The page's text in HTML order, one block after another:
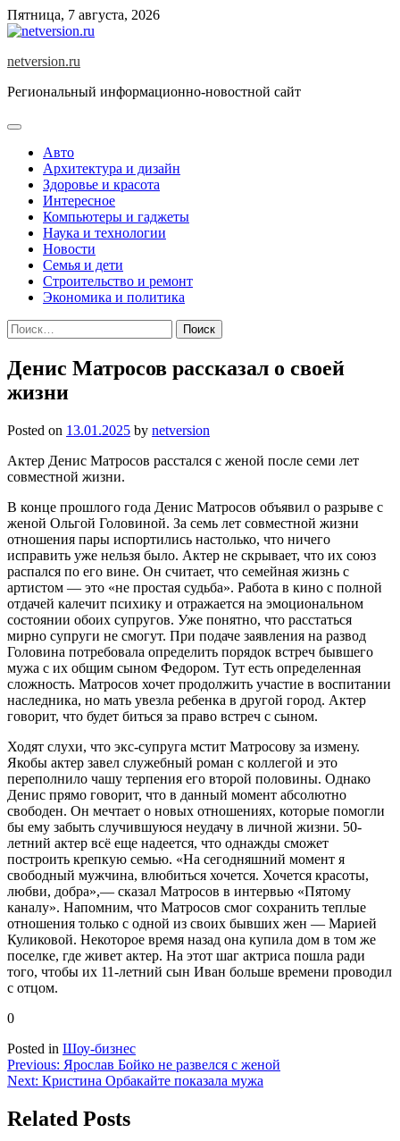
Skip
to
Пятница, 7 августа, 2026
netversion.ru
Региональный информационно-новостной сайт
Авто
Архитектура и дизайн
Здоровье и красота
Интересное
Компьютеры и гаджеты
Наука и технологии
Новости
Семья и дети
Строительство и ремонт
Экономика и политика
Найти:
Денис Матросов рассказал о своей
жизни
Posted on 13.01.2025 by netversion
Актер Денис Матросов расстался с женой после семи лет
совместной жизни.
В конце прошлого года Денис Матросов объявил о разрыве с
женой Ольгой Головиной. За семь лет совместной жизни
отношения пары испортились настолько, что ничего
исправить уже нельзя было. Актер не скрывает, что их союз
распался по его вине. Он считает, что семейная жизнь с
артистом — это «не простая судьба». Работа в кино с полной
отдачей калечит психику и отражается на эмоциональном
состоянии обоих супругов. Уже понятно, что расстаться
мирно супруги не смогут. При подаче заявления на развод
Головина потребовала определить порядок встреч бывшего
мужа с их общим сыном Федором. Тут есть определенная
сложность. Матросов хочет продолжить участие в воспитании
наследника, но мать увезла ребенка в другой город. Актер
говорит, что будет биться за право встреч с сыном.
Ходят слухи, что экс-супруга мстит Матросову за измену.
Якобы актер завел служебный роман с коллегой и это
переполнило чашу терпения его второй половины. Однако
Денис прямо говорит, что в данный момент абсолютно
свободен. Он мечтает о новых отношениях, которые помогли
бы ему забыть случившуюся неудачу в личной жизни. 50-
летний актер всё еще надеется, что однажды сможет
построить крепкую семью. «На сегодняшний момент я
свободный мужчина, влюбиться хочется. Хочется красоты,
любви, добра»,— сказал Матросов в интервью «Пятому
каналу». Напомним, что Матросов смог сохранить теплые
отношения только с одной из своих бывших жен — Марией
Куликовой. Некоторое время назад она купила дом в том же
поселке, где живет актер. На этот шаг актриса пошла ради
того, чтобы их 11-летний сын Иван больше времени проводил
с отцом.
0
Posted in Шоу-бизнес
Навигация
по
записям
Previous: Ярослав Бойко не развелся с женой
Next: Кристина Орбакайте показала мужа
Related Posts